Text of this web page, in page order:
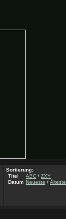
Sortierung:
Titel
ABC / ZXY
Datum Neueste / Älteste